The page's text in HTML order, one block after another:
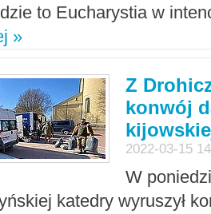
to Eucharystia w
»
Z
konwój
2022-03-15
W
katedry wyruszył